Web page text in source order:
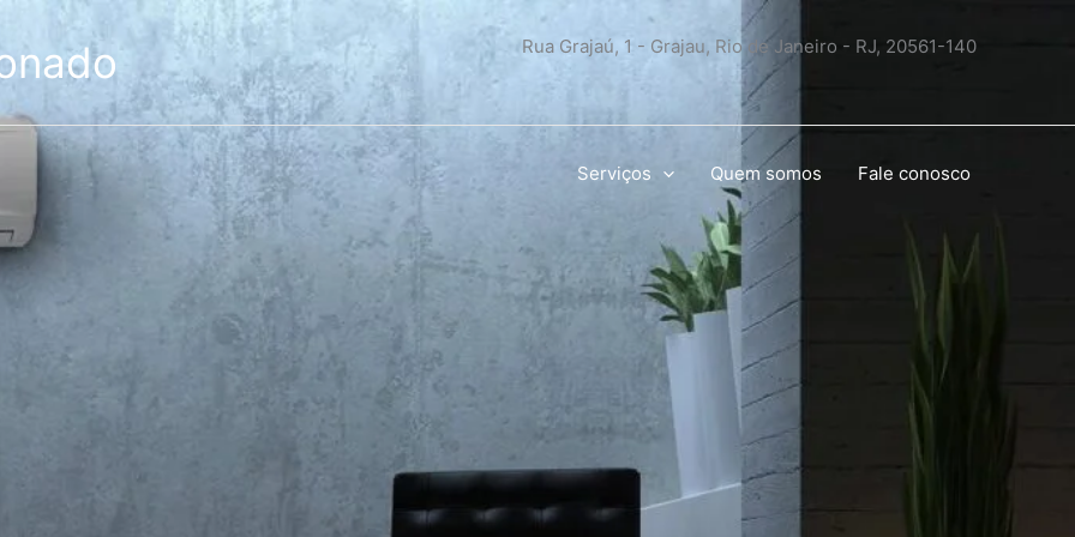
Rua Grajaú, 1 - Grajau, Rio de Janeiro - RJ, 20561-140
Serviços Quem somos Fale conosco